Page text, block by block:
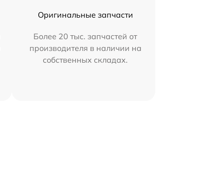
Оригинальные запчасти
Более 20 тыс. запчастей от
производителя в наличии на
собственных складах.